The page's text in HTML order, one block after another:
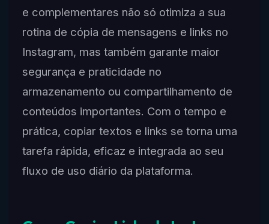
e complementares não só otimiza a sua
rotina de cópia de mensagens e links no
Instagram, mas também garante maior
segurança e praticidade no
armazenamento ou compartilhamento de
conteúdos importantes. Com o tempo e
prática, copiar textos e links se torna uma
tarefa rápida, eficaz e integrada ao seu
fluxo de uso diário da plataforma.